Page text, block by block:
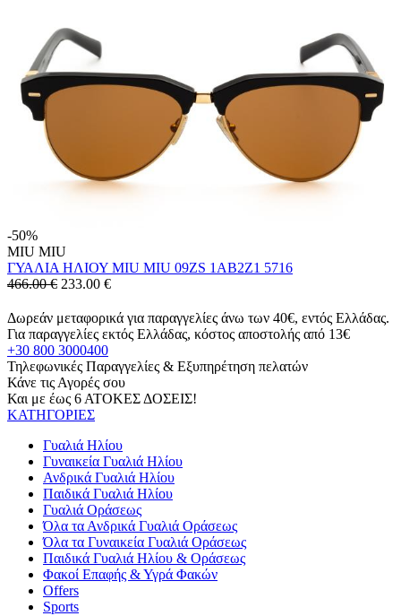
-50%
MIU MIU
ΓΥΑΛΙΑ ΗΛΙΟΥ MIU MIU 09ZS 1AB2Z1 5716
466.00 € 233.00 €
Δωρεάν μεταφορικά για παραγγελίες άνω των 40€, εντός Ελλάδας.
Για παραγγελίες εκτός Ελλάδας, κόστος αποστολής από 13€
+30 800 3000400
Τηλεφωνικές Παραγγελίες & Εξυπηρέτηση πελατών
Κάνε τις Αγορές σου
Και με έως 6 ΑΤΟΚΕΣ ΔΟΣΕΙΣ!
ΚΑΤΗΓΟΡΙΕΣ
Γυαλιά Ηλίου
Γυναικεία Γυαλιά Ηλίου
Ανδρικά Γυαλιά Ηλίου
Παιδικά Γυαλιά Ηλίου
Γυαλιά Οράσεως
Όλα τα Ανδρικά Γυαλιά Οράσεως
Όλα τα Γυναικεία Γυαλιά Οράσεως
Παιδικά Γυαλιά Ηλίου & Οράσεως
Φακοί Επαφής & Υγρά Φακών
Offers
Sports